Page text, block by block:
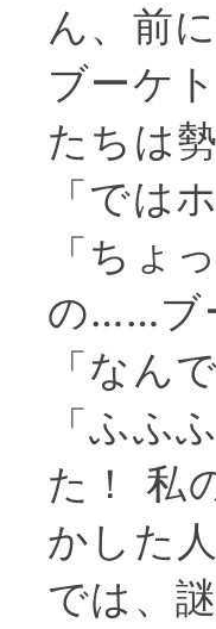
ん、前
ブーケ
たちは
「では
「ちょ
の……ブ
「なん
「ふふ
た！ 私
かした
では、